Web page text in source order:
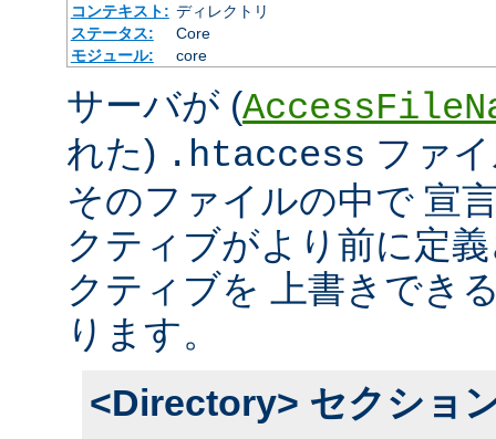
コンテキスト: ディレクトリ
ステータス:
Core
モジュール:
core
サーバが (
れた) .htaccess ファ
そのファイルの中で 宣
クティブがより前に定
クティブを 上書きでき
ります。
<Directory> セクショ